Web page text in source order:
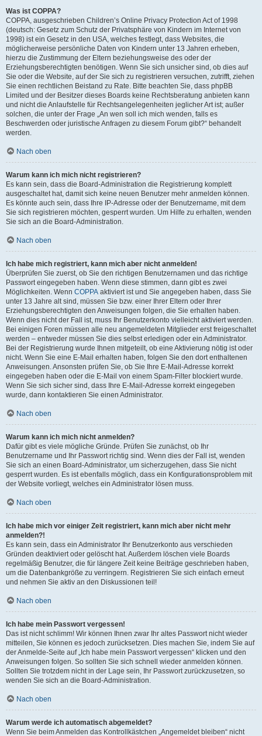
Was ist COPPA?
COPPA, ausgeschrieben Children’s Online Privacy Protection Act of 1998
(deutsch: Gesetz zum Schutz der Privatsphäre von Kindern im Internet von
1998) ist ein Gesetz in den USA, welches festlegt, dass Websites, die
möglicherweise persönliche Daten von Kindern unter 13 Jahren erheben,
hierzu die Zustimmung der Eltern beziehungsweise des oder der
Erziehungsberechtigten benötigen. Wenn Sie sich unsicher sind, ob dies auf
Sie oder die Website, auf der Sie sich zu registrieren versuchen, zutrifft, ziehen
Sie einen rechtlichen Beistand zu Rate. Bitte beachten Sie, dass phpBB
Limited und der Besitzer dieses Boards keine Rechtsberatung anbieten kann
und nicht die Anlaufstelle für Rechtsangelegenheiten jeglicher Art ist; außer
solchen, die unter der Frage „An wen soll ich mich wenden, falls es
Beschwerden oder juristische Anfragen zu diesem Forum gibt?“ behandelt
werden.
Nach oben
Warum kann ich mich nicht registrieren?
Es kann sein, dass die Board-Administration die Registrierung komplett
ausgeschaltet hat, damit sich keine neuen Benutzer mehr anmelden können.
Es könnte auch sein, dass Ihre IP-Adresse oder der Benutzername, mit dem
Sie sich registrieren möchten, gesperrt wurden. Um Hilfe zu erhalten, wenden
Sie sich an die Board-Administration.
Nach oben
Ich habe mich registriert, kann mich aber nicht anmelden!
Überprüfen Sie zuerst, ob Sie den richtigen Benutzernamen und das richtige
Passwort eingegeben haben. Wenn diese stimmen, dann gibt es zwei
Möglichkeiten. Wenn COPPA aktiviert ist und Sie angegeben haben, dass Sie
unter 13 Jahre alt sind, müssen Sie bzw. einer Ihrer Eltern oder Ihrer
Erziehungsberechtigten den Anweisungen folgen, die Sie erhalten haben.
Wenn dies nicht der Fall ist, muss Ihr Benutzerkonto vielleicht aktiviert werden.
Bei einigen Foren müssen alle neu angemeldeten Mitglieder erst freigeschaltet
werden – entweder müssen Sie dies selbst erledigen oder ein Administrator.
Bei der Registrierung wurde Ihnen mitgeteilt, ob eine Aktivierung nötig ist oder
nicht. Wenn Sie eine E-Mail erhalten haben, folgen Sie den dort enthaltenen
Anweisungen. Ansonsten prüfen Sie, ob Sie Ihre E-Mail-Adresse korrekt
eingegeben haben oder die E-Mail von einem Spam-Filter blockiert wurde.
Wenn Sie sich sicher sind, dass Ihre E-Mail-Adresse korrekt eingegeben
wurde, dann kontaktieren Sie einen Administrator.
Nach oben
Warum kann ich mich nicht anmelden?
Dafür gibt es viele mögliche Gründe. Prüfen Sie zunächst, ob Ihr
Benutzername und Ihr Passwort richtig sind. Wenn dies der Fall ist, wenden
Sie sich an einen Board-Administrator, um sicherzugehen, dass Sie nicht
gesperrt wurden. Es ist ebenfalls möglich, dass ein Konfigurationsproblem mit
der Website vorliegt, welches ein Administrator lösen muss.
Nach oben
Ich habe mich vor einiger Zeit registriert, kann mich aber nicht mehr
anmelden?!
Es kann sein, dass ein Administrator Ihr Benutzerkonto aus verschieden
Gründen deaktiviert oder gelöscht hat. Außerdem löschen viele Boards
regelmäßig Benutzer, die für längere Zeit keine Beiträge geschrieben haben,
um die Datenbankgröße zu verringern. Registrieren Sie sich einfach erneut
und nehmen Sie aktiv an den Diskussionen teil!
Nach oben
Ich habe mein Passwort vergessen!
Das ist nicht schlimm! Wir können Ihnen zwar Ihr altes Passwort nicht wieder
mitteilen, Sie können es jedoch zurücksetzen. Dies machen Sie, indem Sie auf
der Anmelde-Seite auf „Ich habe mein Passwort vergessen“ klicken und den
Anweisungen folgen. So sollten Sie sich schnell wieder anmelden können.
Sollten Sie trotzdem nicht in der Lage sein, Ihr Passwort zurückzusetzen, so
wenden Sie sich an die Board-Administration.
Nach oben
Warum werde ich automatisch abgemeldet?
Wenn Sie beim Anmelden das Kontrollkästchen „Angemeldet bleiben“ nicht